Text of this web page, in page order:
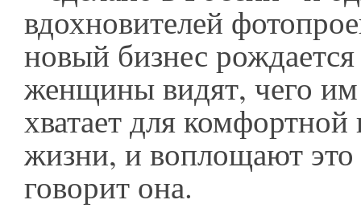
вдохновителей
новый бизнес рождается
женщины видят, чего
хватает для комфортной
жизни, и воплощают это
говорит она.